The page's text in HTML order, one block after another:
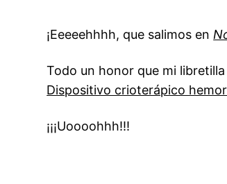
¡Eeeeehhhh, que salimos en
Todo un honor que mi
Dispositivo crioterápico
¡¡¡Uoooohhh!!!